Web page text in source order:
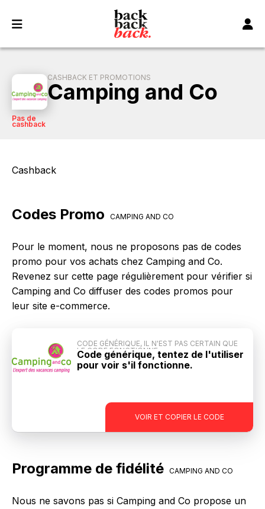
CASHBACK ET PROMOTIONS
Camping and Co
Pas de
cashback
Cashback
Codes Promo CAMPING AND CO
Pour le moment, nous ne proposons pas de codes
promo pour vos achats chez Camping and Co.
Revenez sur cette page régulièrement pour vérifier si
Camping and Co diffuser des codes promos pour
leur site e-commerce.
VOIR ET COPIER LE CODE
CODE GÉNÉRIQUE, IL N'EST PAS CERTAIN QUE
LE CODE FONCTIONNE
Code générique, tentez de l'utiliser
pour voir s'il fonctionne.
Programme de fidélité CAMPING AND CO
Nous ne savons pas si Camping and Co propose un